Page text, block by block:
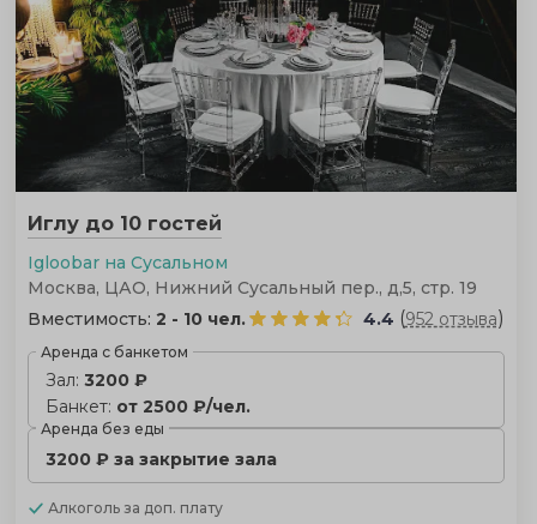
Иглу до 10 гостей
Igloobar на Сусальном
Москва, ЦАО, Нижний Сусальный пер., д,5, стр. 19
Вместимость: 2 - 10 чел. 4.4 (952 отзыва)
Аренда с банкетом
Зал: 3200 ₽
Банкет: от 2500 ₽/чел.
Аренда без еды
3200 ₽ за закрытие зала
Алкоголь за доп. плату